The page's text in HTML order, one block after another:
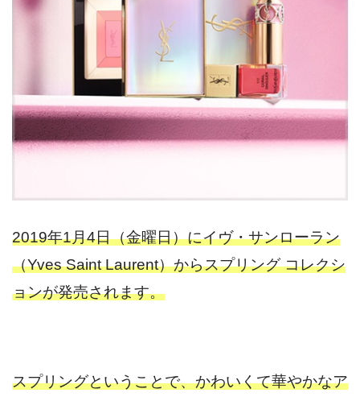
2019年1月4日（金曜日）にイヴ・サンローラン
（Yves Saint Laurent）からスプリング コレクシ
ョンが発売されます。
スプリングということで、かわいくて華やかなア